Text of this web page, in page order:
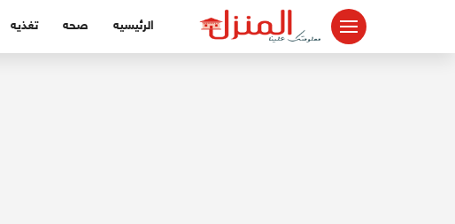
الرئيسيه صحه تغذيه